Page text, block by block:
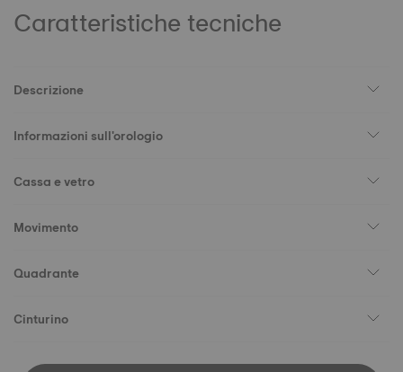
Caratteristiche tecniche
Descrizione
Informazioni sull'orologio
Cassa e vetro
Movimento
Quadrante
Cinturino